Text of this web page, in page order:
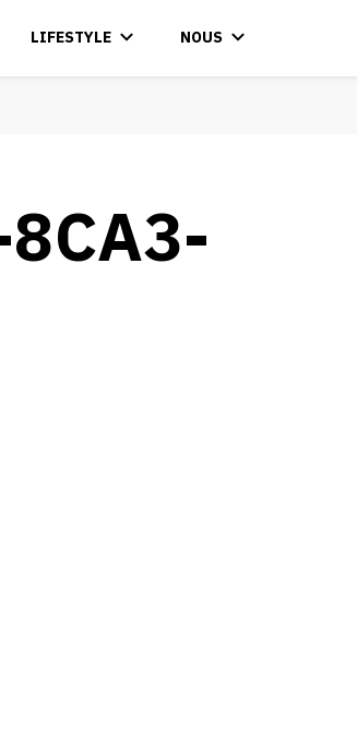
LIFESTYLE NOUS